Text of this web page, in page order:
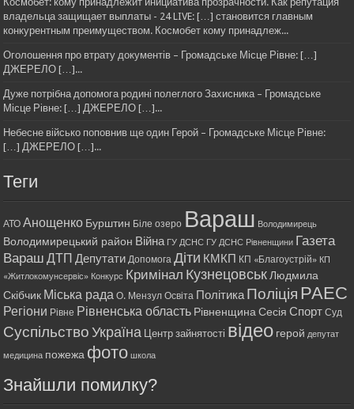
владельца защищает выплаты - 24 LIVE: […] становится главным
конкурентным преимуществом. Космобет кому принадлеж...
Оголошення про втрату документів – Громадське Місце Рівне: […]
ДЖЕРЕЛО […]...
Дуже потрібна допомога родині полеглого Захисника – Громадське
Місце Рівне: […] ДЖЕРЕЛО […]...
Небесне військо поповнив ще один Герой – Громадське Місце Рівне:
[…] ДЖЕРЕЛО […]...
Теги
АТО Анощенко Бурштин Біле озеро Вараш Володимирець
Володимирецький район Війна ГУ ДСНС ГУ ДСНС Рівненщини Газета
Вараш ДТП Депутати Допомога Діти КМКП КП «Благоустрій» КП
«Житлокомунсервіс» Конкурс Кримінал Кузнецовськ Людмила
Скібчик Міська рада О. Мензул Освіта ПолітикаПоліція РАЕС
Регіони Рівне Рівненська область Рівненщина Сесія Спорт Суд
Суспільство Україна Центр зайнятості відео герой депутат
медицина пожежа фото школа
Знайшли помилку?